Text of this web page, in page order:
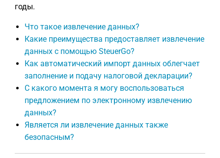
годы.
Что такое извлечение данных?
Какие преимущества предоставляет извлечение
данных с помощью SteuerGo?
Как автоматический импорт данных облегчает
заполнение и подачу налоговой декларации?
С какого момента я могу воспользоваться
предложением по электронному извлечению
данных?
Является ли извлечение данных также
безопасным?